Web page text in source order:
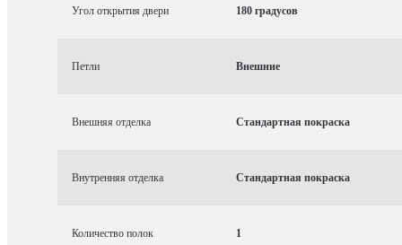
Угол открытия двери 180 градусов
Петли Внешние
Внешняя отделка Стандартная покраска
Внутренняя отделка Стандартная покраска
Количество полок 1